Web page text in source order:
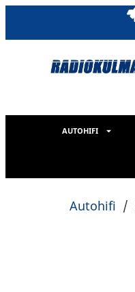
AUTOHIFI
Autohifi /